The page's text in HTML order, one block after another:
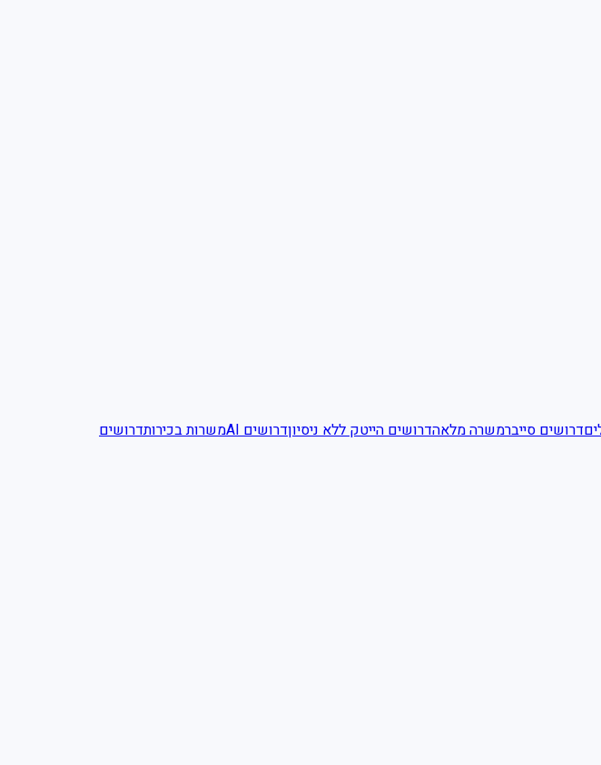
דרושים סייברמשרה מלאהדרושים הייטק ללא ניסיוןדרושים AI משרות בכירותדרושים